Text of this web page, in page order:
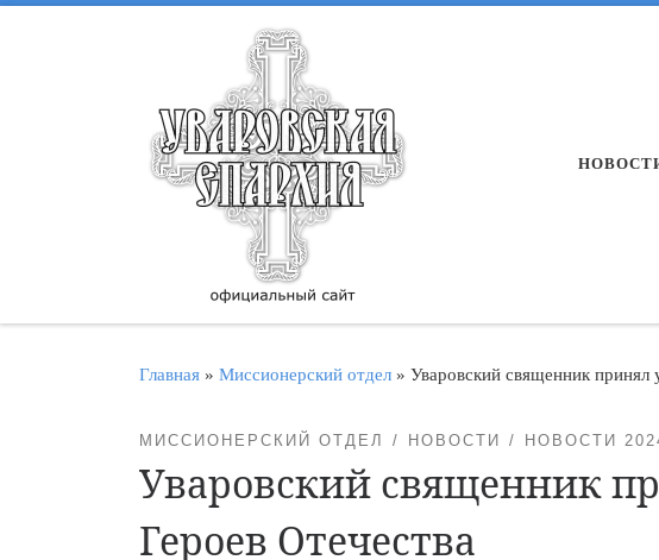
Главная » Миссионерский отдел » Уваровский священник принял
МИССИОНЕРСКИЙ ОТДЕЛ НОВОСТИ НОВОСТИ
Уваровский священник
Героев Отечества